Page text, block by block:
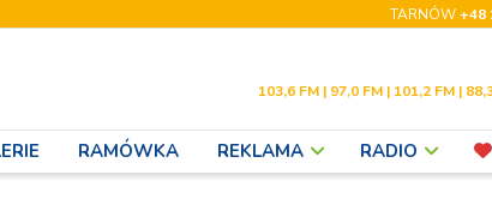
TARNÓW+48
103,6 FM | 97,0 FM | 101,2 FM |
RAMÓWKA REKLAMA RADIO